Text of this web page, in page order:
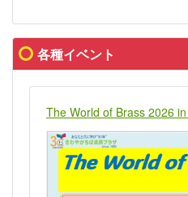
各種イベント
The World of Brass 2026